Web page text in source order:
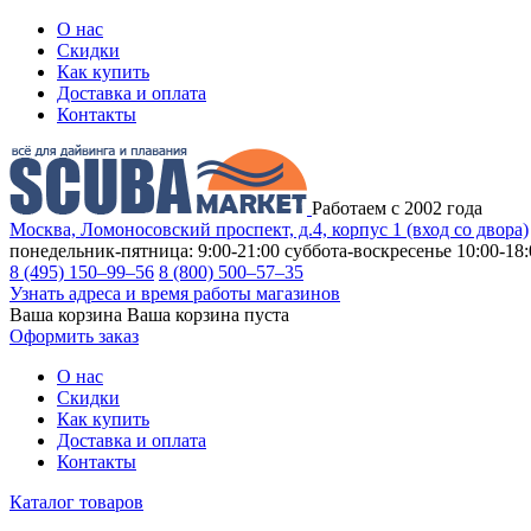
О нас
Скидки
Как купить
Доставка и оплата
Контакты
Работаем с 2002 года
Москва, Ломоносовский проспект, д.4, корпус 1 (вход со двора)
понедельник-пятница: 9:00-21:00 суббота-воскресенье 10:00-
8 (495) 150–99–56 8 (800) 500–57–35
Узнать адреса и время работы магазинов
Ваша корзина Ваша корзина пуста
Оформить заказ
О нас
Скидки
Как купить
Доставка и оплата
Контакты
Каталог товаров